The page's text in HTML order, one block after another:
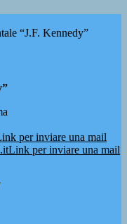
“J.F. Kennedy”
per inviare una mail
Link per inviare una mail